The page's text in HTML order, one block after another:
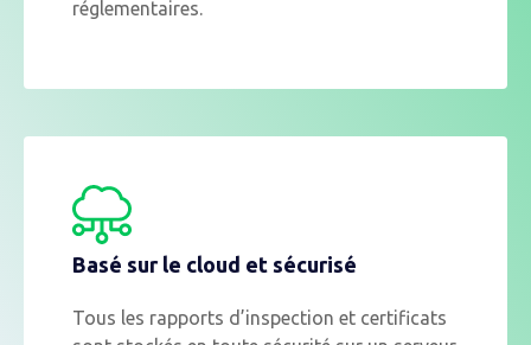
réglementaires.
Basé sur le cloud et sécurisé
Tous les rapports d’inspection et certificats